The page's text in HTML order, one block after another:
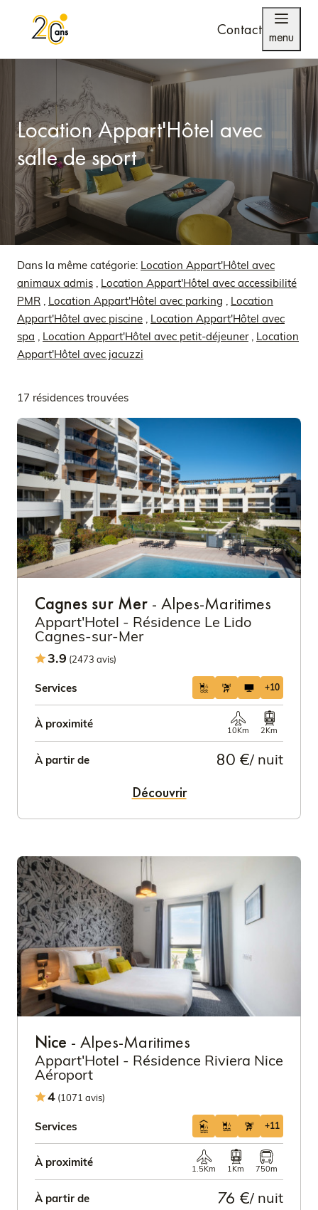
Contact menu
Location Appart'Hôtel avec
salle de sport
Dans la même catégorie: Location Appart'Hôtel avec
animaux admis , Location Appart'Hôtel avec accessibilité
PMR , Location Appart'Hôtel avec parking , Location
Appart'Hôtel avec piscine , Location Appart'Hôtel avec
spa , Location Appart'Hôtel avec petit-déjeuner, Location
Appart'Hôtel avec jacuzzi
17 résidences trouvées
Cagnes sur Mer - Alpes-Maritimes
Appart'Hotel - Résidence Le Lido
Cagnes-sur-Mer
3.9 (2473 avis)
Services +10
À proximité
10Km 2Km
À partir de 80 €/ nuit
Découvrir
Nice - Alpes-Maritimes
Appart'Hotel - Résidence Riviera Nice
Aéroport
4 (1071 avis)
Services +11
À proximité
1.5Km 1Km 750m
À partir de 76 €/ nuit